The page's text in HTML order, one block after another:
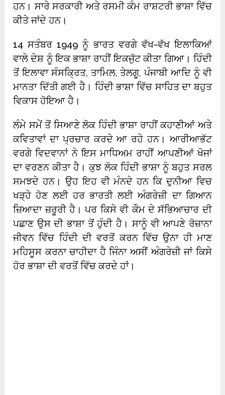
ਹਨ। ਸਾਰੇ ਸਰਕਾਰੀ ਅਤੇ ਰਸਮੀ ਕੰਮ ਰਾਸ਼ਟਰੀ ਭਾਸ਼ਾ ਵਿੱਚ
ਕੀਤੇ ਜਾਂਦੇ ਹਨ।
14 ਸਤੰਬਰ 1949 ਨੂੰ ਭਾਰਤ ਵਰਗੇ ਵੱਖ-ਵੱਖ ਇਲਾਕਿਆਂ
ਵਾਲੇ ਦੇਸ਼ ਨੂੰ ਇਕ ਭਾਸ਼ਾ ਰਾਹੀਂ ਇਕਜੁੱਟ ਕੀਤਾ ਗਿਆ। ਹਿੰਦੀ
ਤੋਂ ਇਲਾਵਾ ਸੰਸਕ੍ਰਿਤ, ਤਾਮਿਲ, ਤੇਲਗੂ, ਪੰਜਾਬੀ ਆਦਿ ਨੂੰ ਵੀ
ਮਾਨਤਾ ਦਿੱਤੀ ਗਈ ਹੈ। ਹਿੰਦੀ ਭਾਸ਼ਾ ਵਿੱਚ ਸਾਹਿਤ ਦਾ ਬਹੁਤ
ਵਿਕਾਸ ਹੋਇਆ ਹੈ।
ਲੰਮੇ ਸਮੇਂ ਤੋਂ ਸਿਆਣੇ ਲੋਕ ਹਿੰਦੀ ਭਾਸ਼ਾ ਰਾਹੀਂ ਕਹਾਣੀਆਂ ਅਤੇ
ਕਵਿਤਾਵਾਂ ਦਾ ਪ੍ਰਚਾਰ ਕਰਦੇ ਆ ਰਹੇ ਹਨ। ਆਰੀਆਭੱਟ
ਵਰਗੇ ਵਿਦਵਾਨਾਂ ਨੇ ਇਸ ਮਾਧਿਅਮ ਰਾਹੀਂ ਆਪਣੀਆਂ ਖੋਜਾਂ
ਦਾ ਵਰਣਨ ਕੀਤਾ ਹੈ। ਕੁਝ ਲੋਕ ਹਿੰਦੀ ਭਾਸ਼ਾ ਨੂੰ ਬਹੁਤ ਸਰਲ
ਸਮਝਦੇ ਹਨ। ਉਹ ਇਹ ਵੀ ਮੰਨਦੇ ਹਨ ਕਿ ਦੁਨੀਆ ਵਿਚ
ਖੜ੍ਹੇ ਹੋਣ ਲਈ ਹਰ ਭਾਰਤੀ ਲਈ ਅੰਗਰੇਜ਼ੀ ਦਾ ਗਿਆਨ
ਜ਼ਿਆਦਾ ਜ਼ਰੂਰੀ ਹੈ। ਪਰ ਕਿਸੇ ਵੀ ਕੌਮ ਦੇ ਸੱਭਿਆਚਾਰ ਦੀ
ਪਛਾਣ ਉਸ ਦੀ ਭਾਸ਼ਾ ਤੋਂ ਹੁੰਦੀ ਹੈ। ਸਾਨੂੰ ਵੀ ਆਪਣੇ ਰੋਜ਼ਾਨਾ
ਜੀਵਨ ਵਿੱਚ ਹਿੰਦੀ ਦੀ ਵਰਤੋਂ ਕਰਨ ਵਿੱਚ ਉਨਾ ਹੀ ਮਾਣ
ਮਹਿਸੂਸ ਕਰਨਾ ਚਾਹੀਦਾ ਹੈ ਜਿੰਨਾ ਅਸੀਂ ਅੰਗਰੇਜ਼ੀ ਜਾਂ ਕਿਸੇ
ਹੋਰ ਭਾਸ਼ਾ ਦੀ ਵਰਤੋਂ ਵਿੱਚ ਕਰਦੇ ਹਾਂ।